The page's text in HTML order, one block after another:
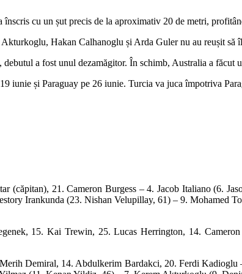
cu un șut precis de la aproximativ 20 de metri,
Hakan Calhanoglu și Arda Guler nu au reușit să
a fost unul dezamăgitor. În schimb, Australia a
iunie și Paraguay pe 26 iunie. Turcia va juca împotriva
(căpitan), 21. Cameron Burgess – 4. Jacob Italiano (6.
Irankunda (23. Nishan Velupillay, 61) – 9. Mohamed
15. Kai Trewin, 25. Lucas Herrington, 14.
Demiral, 14. Abdulkerim Bardakci, 20. Ferdi Kadioglu